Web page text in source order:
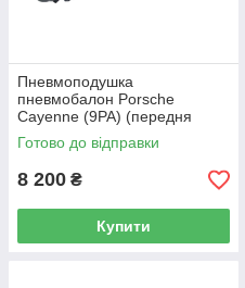
Пневмоподушка
пневмобалон Porsche
Cayenne (9PA) (передня
права)
Готово до відправки
8 200 ₴
Купити